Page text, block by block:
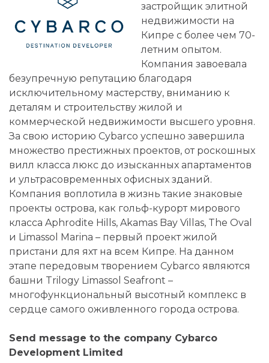
застройщик элитной
недвижимости на
Кипре c более чем 70-
летним опытом.
Компания завоевала
безупречную репутацию благодаря
исключительному мастерству, вниманию к
деталям и строительству жилой и
коммерческой недвижимости высшего уровня.
За свою историю Cybarco успешно завершила
множество престижных проектов, от роскошных
вилл класса люкс до изысканных апартаментов
и ультрасовременных офисных зданий.
Компания воплотила в жизнь такие знаковые
проекты острова, как гольф-курорт мирового
класса Aphrodite Hills, Akamas Bay Villas, The Oval
и Limassol Marina – первый проект жилой
пристани для яхт на всем Кипре. На данном
этапе передовым творением Cybarco являются
башни Trilogy Limassol Seafront –
многофункциональный высотный комплекс в
сердце самого оживленного города острова.
Send message to the company Cybarco
Development Limited